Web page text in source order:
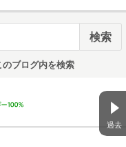
過去
のブログ内を検索